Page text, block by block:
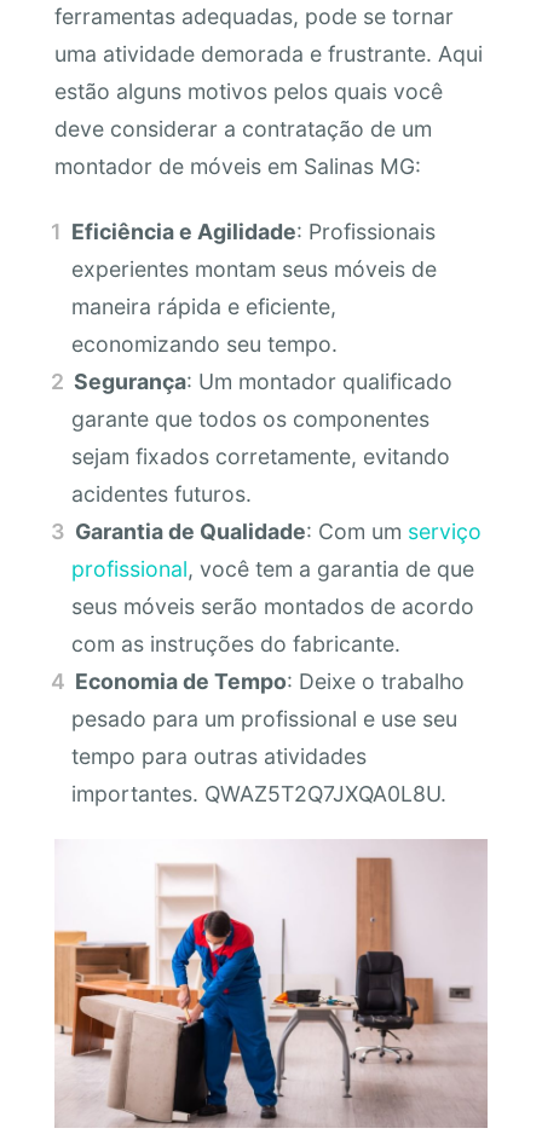
ferramentas adequadas, pode se tornar
uma atividade demorada e frustrante. Aqui
estão alguns motivos pelos quais você
deve considerar a contratação de um
montador de móveis em Salinas MG:
Eficiência e Agilidade: Profissionais
experientes montam seus móveis de
maneira rápida e eficiente,
economizando seu tempo.
Segurança: Um montador qualificado
garante que todos os componentes
sejam fixados corretamente, evitando
acidentes futuros.
Garantia de Qualidade: Com um serviço
profissional, você tem a garantia de que
seus móveis serão montados de acordo
com as instruções do fabricante.
Economia de Tempo: Deixe o trabalho
pesado para um profissional e use seu
tempo para outras atividades
importantes. QWAZ5T2Q7JXQA0L8U.